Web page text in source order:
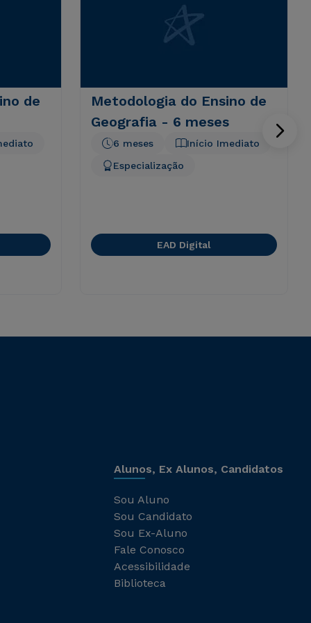
de
Metodologia do Ensino de
Geografia - 6 meses
Início Imediato
6 meses
Especialização
EAD Digital
Alunos, Ex Alunos, Candidatos
Sou Aluno
Sou Candidato
Sou Ex-Aluno
Fale Conosco
Acessibilidade
Biblioteca